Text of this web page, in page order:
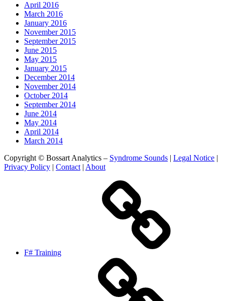
April 2016
March 2016
January 2016
November 2015
September 2015
June 2015
May 2015
January 2015
December 2014
November 2014
October 2014
September 2014
June 2014
May 2014
April 2014
March 2014
Copyright © Bossart Analytics – Syndrome Sounds | Legal Notice |
Privacy Policy | Contact | About
F# Training